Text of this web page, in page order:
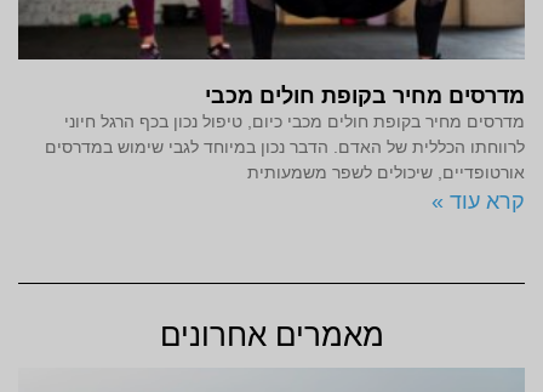
מדרסים מחיר בקופת חולים מכבי
מדרסים מחיר בקופת חולים מכבי כיום, טיפול נכון בכף הרגל חיוני
לרווחתו הכללית של האדם. הדבר נכון במיוחד לגבי שימוש במדרסים
אורטופדיים, שיכולים לשפר משמעותית
קרא עוד »
מאמרים אחרונים